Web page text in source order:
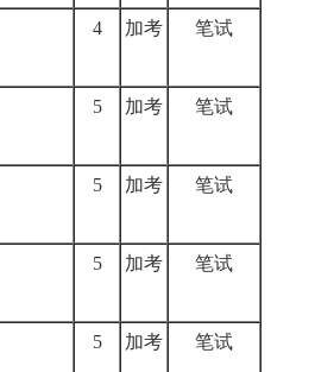
4 加考 笔试
5 加考 笔试
5 加考 笔试
5 加考 笔试
5 加考 笔试